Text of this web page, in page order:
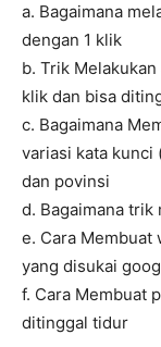
a. Bagaimana
dengan 1 klik
b. Trik
klik dan bisa
c. Bagaimana
variasi kata kunci
dan povinsi
d. Bagaimana
e. Cara
yang disukai
f. Cara Membuat
ditinggal tidur